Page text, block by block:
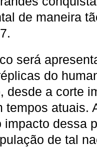
de maneira
será
do
desde a corte
tempos atuais.
impacto dessa
de tal